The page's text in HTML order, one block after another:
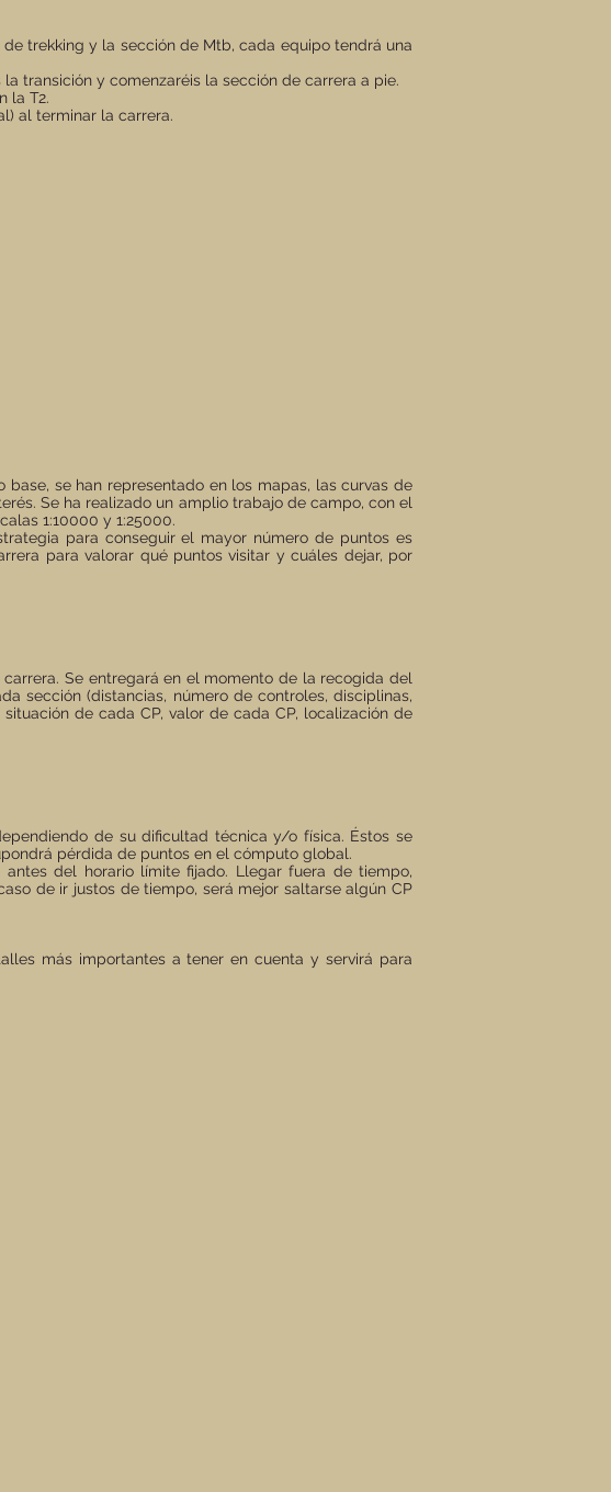
trekking y la sección de Mtb, cada equipo tendrá una
transición y comenzaréis la sección de carrera a pie.
la T2.
al terminar la carrera.
se han representado en los mapas, las curvas de
Se ha realizado un amplio trabajo de campo, con el
1:10000 y 1:25000.
para conseguir el mayor número de puntos es
para valorar qué puntos visitar y cuáles dejar, por
Se entregará en el momento de la recogida del
sección (distancias, número de controles, disciplinas,
de cada CP, valor de cada CP, localización de
de su dificultad técnica y/o física. Éstos se
pérdida de puntos en el cómputo global.
del horario límite fijado. Llegar fuera de tiempo,
de ir justos de tiempo, será mejor saltarse algún CP
más importantes a tener en cuenta y servirá para